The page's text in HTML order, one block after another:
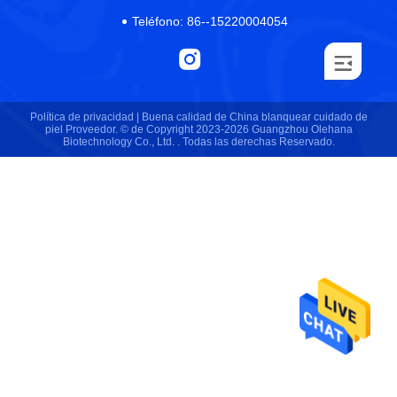
Teléfono: 86--15220004054
Política de privacidad |
Buena calidad de China blanquear cuidado de
piel Proveedor. © de Copyright 2023-2026 Guangzhou Olehana
Biotechnology Co., Ltd. . Todas las derechas Reservado.